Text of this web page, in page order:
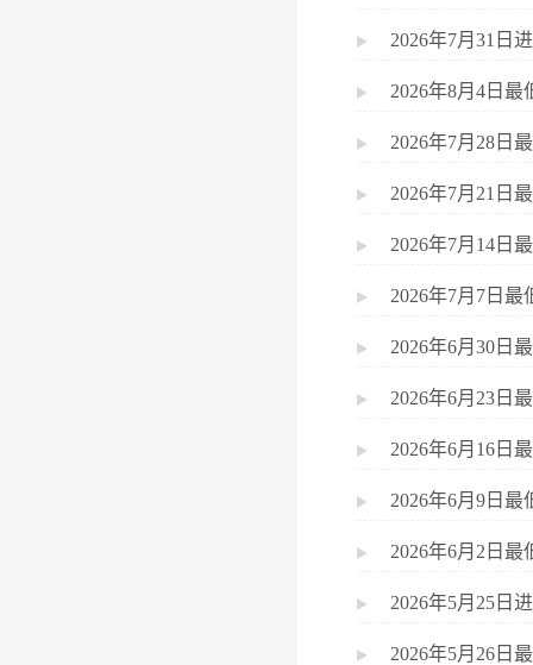
2026年7月31日
2026年8月4日
2026年7月28日
2026年7月21日
2026年7月14日
2026年7月7日
2026年6月30日
2026年6月23日
2026年6月16日
2026年6月9日
2026年6月2日
2026年5月25日
2026年5月26日